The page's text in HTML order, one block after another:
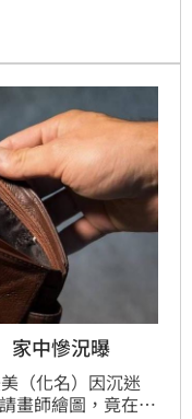
九現在記得的都是
馬英九本人沒有病
相信周美青」。
家中慘況曝
（化名）因沉迷
畫師繪圖，竟在短